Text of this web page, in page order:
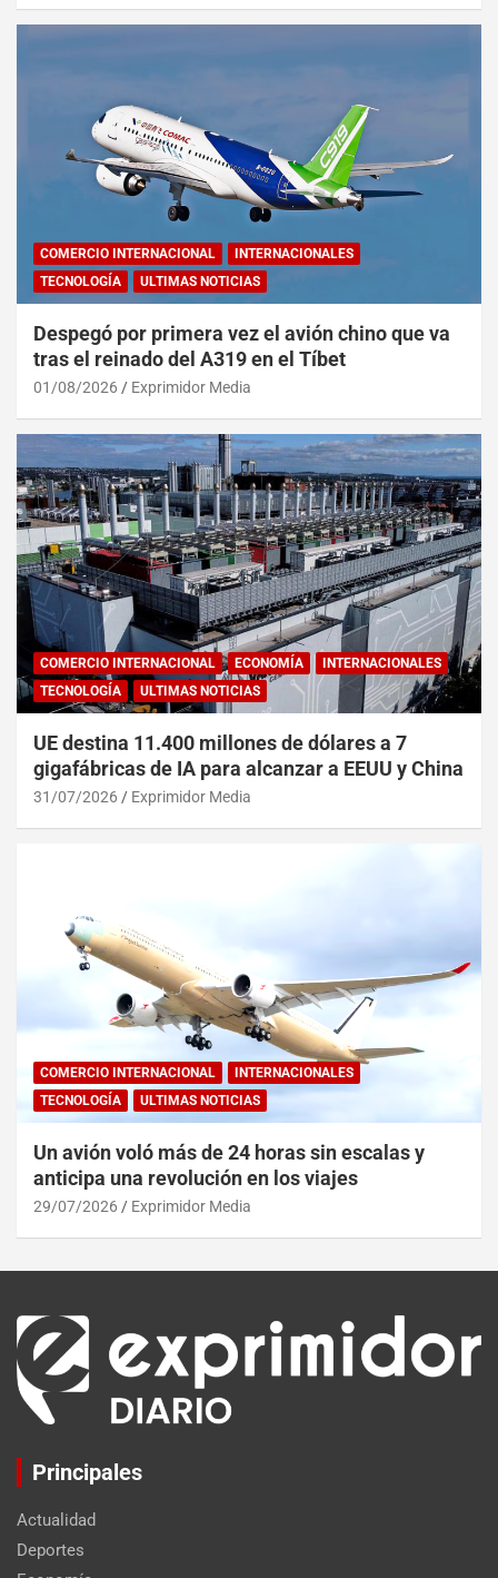
COMERCIO INTERNACIONAL
INTERNACIONALES
TECNOLOGÍA
ULTIMAS NOTICIAS
Despegó por primera vez el avión chino que va
tras el reinado del A319 en el Tíbet
01/08/2026 Exprimidor Media
COMERCIO INTERNACIONAL ECONOMÍA
INTERNACIONALES
TECNOLOGÍA
ULTIMAS NOTICIAS
UE destina 11.400 millones de dólares a 7
gigafábricas de IA para alcanzar a EEUU y China
31/07/2026 Exprimidor Media
COMERCIO INTERNACIONAL
INTERNACIONALES
TECNOLOGÍA
ULTIMAS NOTICIAS
Un avión voló más de 24 horas sin escalas y
anticipa una revolución en los viajes
29/07/2026 Exprimidor Media
Principales
Actualidad
Deportes